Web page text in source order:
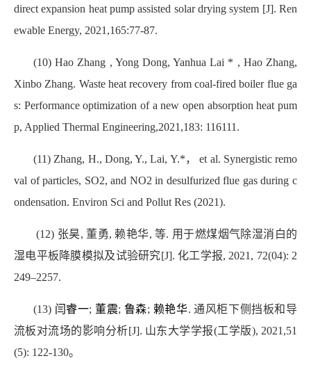
direct expansion heat pump assisted solar drying system [J]. Ren
ewable Energy, 2021,165:77-87.
(10) Hao Zhang , Yong Dong, Yanhua Lai * , Hao Zhang,
Xinbo Zhang. Waste heat recovery from coal-fired boiler flue ga
s: Performance optimization of a new open absorption heat pum
p, Applied Thermal Engineering,2021,183: 116111.
(11) Zhang, H., Dong, Y., Lai, Y.*， et al. Synergistic remo
val of particles, SO2, and NO2 in desulfurized flue gas during c
ondensation. Environ Sci and Pollut Res (2021).
(12) 张昊, 董勇, 赖艳华, 等. 用于燃煤烟气除湿消白的
湿电平板降膜模拟及试验研究[J]. 化工学报, 2021, 72(04): 2
249–2257.
(13) 闫睿一; 董震; 鲁森; 赖艳华. 通风柜下侧挡板和导
流板对流场的影响分析[J]. 山东大学学报(工学版), 2021,51
(5): 122-130。